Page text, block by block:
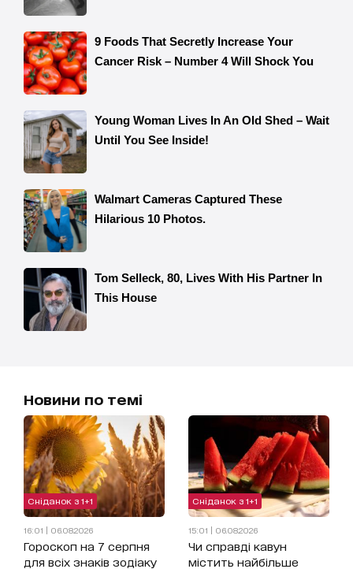
Новини по темі
Сніданок з 1+1
16:01 | 06.08.2026
Гороскоп на 7 серпня
для всіх знаків зодіаку
Сніданок з 1+1
15:01 | 06.08.2026
Чи справді кавун
містить найбільше